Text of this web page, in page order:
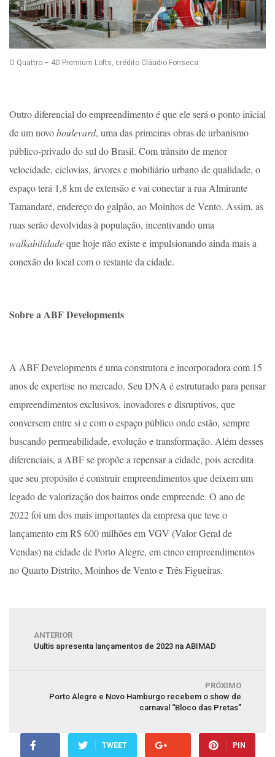
O Quattro – 4D Premium Lofts, crédito Cláudio Fonseca
Outro diferencial do empreendimento é que ele será o ponto inicial
de um novoboulevard, uma das primeiras obras de urbanismo
público-privado do sul do Brasil. Com trânsito de menor
velocidade, ciclovias, árvores e mobiliário urbano de qualidade, o
espaço terá 1,8 km de extensão e vai conectar a rua Almirante
Tamandaré, endereço do galpão, ao Moinhos de Vento. Assim, as
ruas serão devolvidas à população, incentivando uma
walkabilidadeque hoje não existe e impulsionando ainda mais a
conexão do local com o restante da cidade.
Sobre a ABF Developments
A ABF Developments é uma construtora e incorporadora com 15
anos de expertise no mercado. Seu DNA é estruturado para pensar
empreendimentos exclusivos, inovadores e disruptivos, que
conversem entre si e com o espaço público onde estão, sempre
buscando permeabilidade, evolução e transformação. Além desses
diferenciais, a ABF se propõe a repensar a cidade, pois acredita
que seu propósito é construir empreendimentos que deixem um
legado de valorização dos bairros onde empreende. O ano de
2022 foi um dos mais importantes da empresa que teve o
lançamento em R$ 600 milhões em VGV (Valor Geral de
Vendas) na cidade de Porto Alegre, em cinco empreendimentos
no Quarto Distrito, Moinhos de Vento e Três Figueiras.
ANTERIOR
Uultis apresenta lançamentos de 2023 na ABIMAD
PRÓXIMO
Porto Alegre e Novo Hamburgo recebem o show de
carnaval “Bloco das Pretas”
TWEET PIN